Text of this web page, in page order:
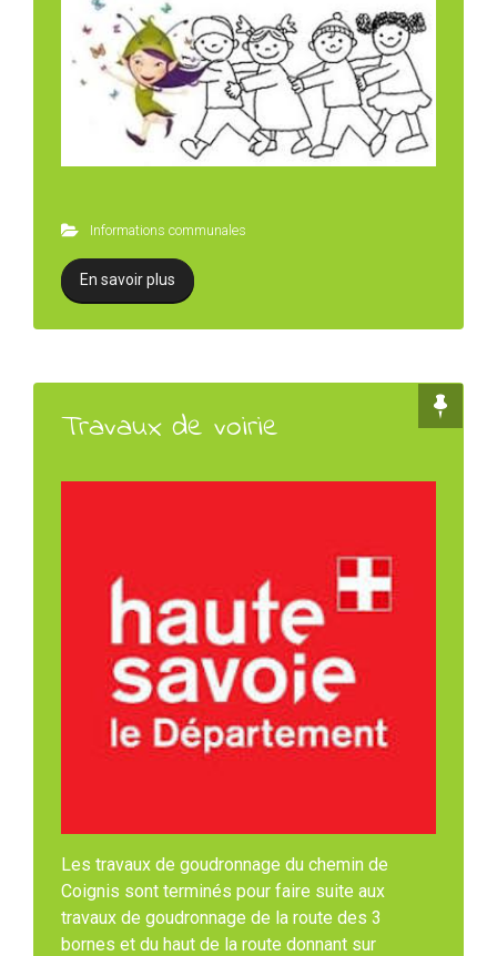
Informations communales
En savoir plus
Travaux de voirie
Les travaux de goudronnage du chemin de
Coignis sont terminés pour faire suite aux
travaux de goudronnage de la route des 3
bornes et du haut de la route donnant sur